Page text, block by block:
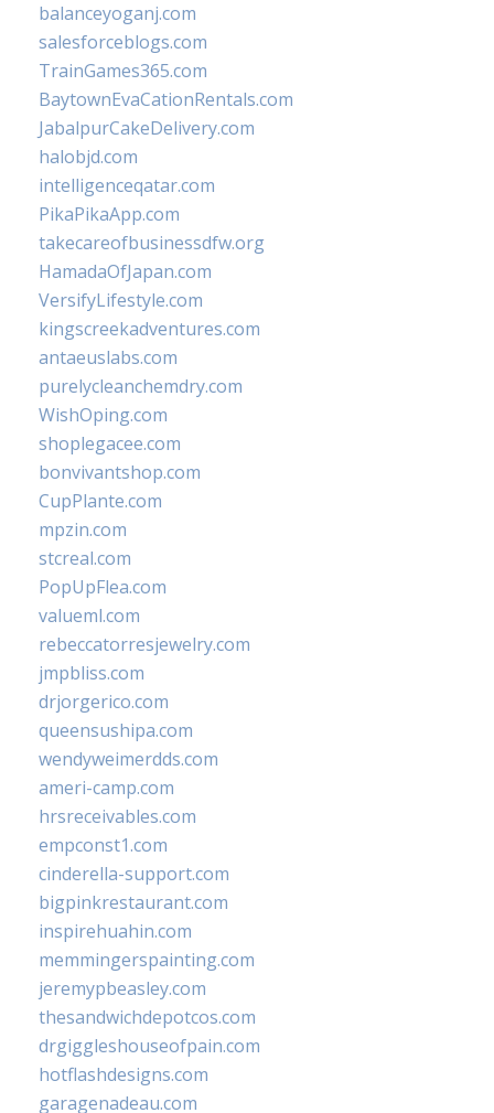
balanceyoganj.com
salesforceblogs.com
TrainGames365.com
BaytownEvaCationRentals.com
JabalpurCakeDelivery.com
halobjd.com
intelligenceqatar.com
PikaPikaApp.com
takecareofbusinessdfw.org
HamadaOfJapan.com
VersifyLifestyle.com
kingscreekadventures.com
antaeuslabs.com
purelycleanchemdry.com
WishOping.com
shoplegacee.com
bonvivantshop.com
CupPlante.com
mpzin.com
stcreal.com
PopUpFlea.com
valueml.com
rebeccatorresjewelry.com
jmpbliss.com
drjorgerico.com
queensushipa.com
wendyweimerdds.com
ameri-camp.com
hrsreceivables.com
empconst1.com
cinderella-support.com
bigpinkrestaurant.com
inspirehuahin.com
memmingerspainting.com
jeremypbeasley.com
thesandwichdepotcos.com
drgiggleshouseofpain.com
hotflashdesigns.com
garagenadeau.com